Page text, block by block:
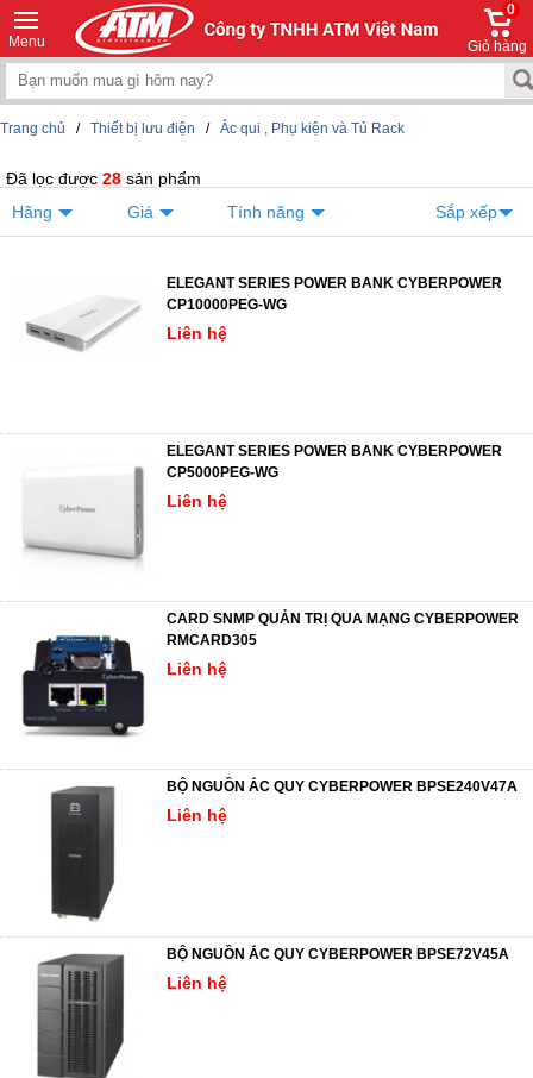
Menu
0
Giỏ hàng
Trang chủ / Thiết bị lưu điện / Ắc qui , Phụ kiện và Tủ Rack
Đã lọc được 28 sản phẩm
Hãng
Giá Tính năng Sắp xếp
ELEGANT SERIES POWER BANK CYBERPOWER
CP10000PEG-WG
Liên hệ
ELEGANT SERIES POWER BANK CYBERPOWER
CP5000PEG-WG
Liên hệ
CARD SNMP QUẢN TRỊ QUA MẠNG CYBERPOWER
RMCARD305
Liên hệ
BỘ NGUỒN ẮC QUY CYBERPOWER BPSE240V47A
Liên hệ
BỘ NGUỒN ẮC QUY CYBERPOWER BPSE72V45A
Liên hệ